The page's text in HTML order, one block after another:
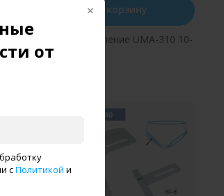
от
сПолитикой и
В корзину
Приспособление UMA-310 10-
12 мм UMA